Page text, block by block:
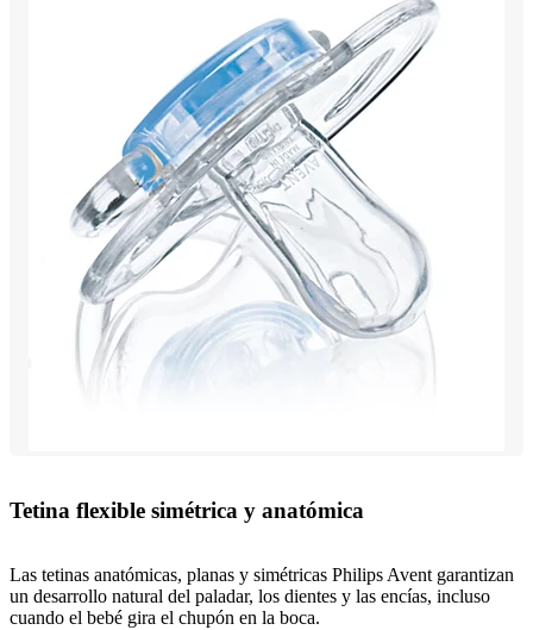
Tetina flexible simétrica y anatómica
Las tetinas anatómicas, planas y simétricas Philips Avent garantizan
un desarrollo natural del paladar, los dientes y las encías, incluso
cuando el bebé gira el chupón en la boca.